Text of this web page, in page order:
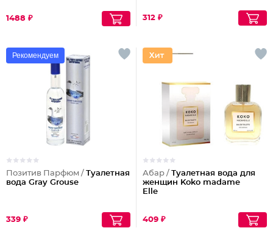
1488 ₽ 312 ₽
Рекомендуем
Позитив Парфюм / Туалетная
вода Gray Grouse
339 ₽
Абар / Туалетная вода для
женщин Koko madame
Elle
409 ₽